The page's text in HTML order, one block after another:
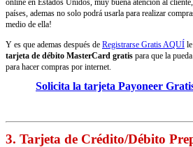
online en Estados Unidos, muy buena atención al
países, ademas no solo podrá usarla para realizar
medio de ella!
Y es que ademas después de Registrarse Gratis AQUÍ
tarjeta de débito MasterCard gratis para que la
para hacer compras por internet.
Solicita la tarjeta Payoneer
3. Tarjeta de Crédito/Débito